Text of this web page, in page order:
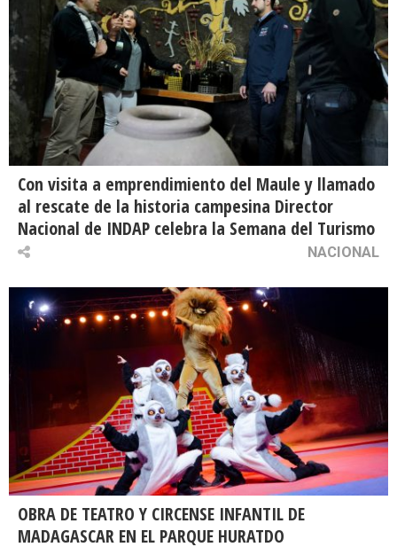
Con visita a emprendimiento del Maule y llamado
al rescate de la historia campesina Director
Nacional de INDAP celebra la Semana del Turismo
NACIONAL
OBRA DE TEATRO Y CIRCENSE INFANTIL DE
MADAGASCAR EN EL PARQUE HURATDO